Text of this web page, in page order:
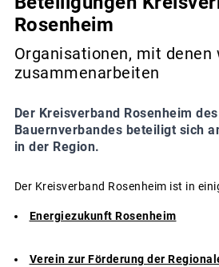
Rosenheim
Organisationen, mit denen
zusammenarbeiten
Der Kreisverband Rosenheim
Bauernverbandes beteiligt sich
in der Region.
Der Kreisverband Rosenheim ist in
Energiezukunft Rosenheim
Verein zur Förderung der